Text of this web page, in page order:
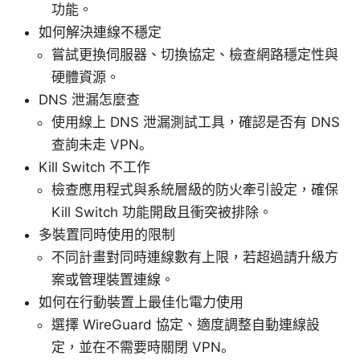
功能。
如何解決連線不穩定
嘗試更換伺服器、切換協定、檢查網路穩定性與
硬體資源。
DNS 泄漏怎麼查
使用線上 DNS 泄漏測試工具，確認是否有 DNS
查詢未走 VPN。
Kill Switch 不工作
檢查應用程式與系統層級的防火牽引設定，確保
Kill Switch 功能開啟且衝突被排除。
多裝置同時使用的限制
不同計畫對同時連線數有上限，若超過請升級方
案或管理裝置連線。
如何在行動裝置上最佳化電力使用
選擇 WireGuard 協定、適度調整自動連線設
定，並在不需要時關閉 VPN。